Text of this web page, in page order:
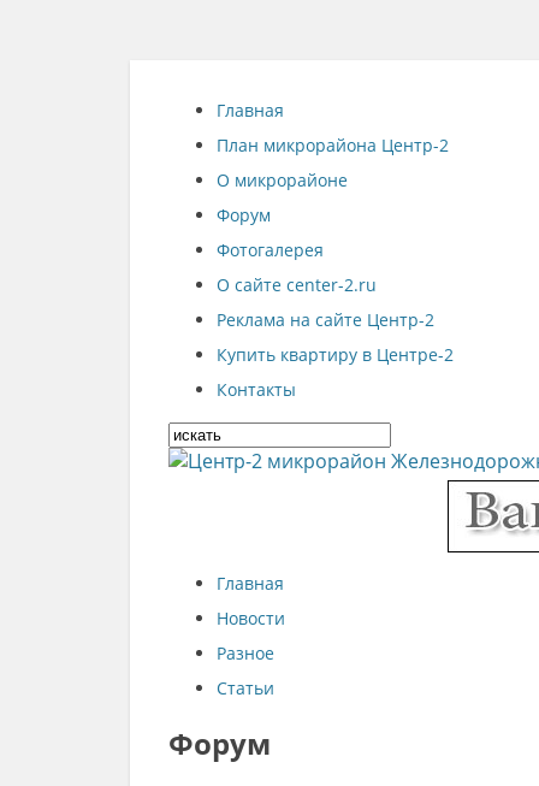
Главная
План микрорайона Центр-2
О микрорайоне
Форум
Фотогалерея
О сайте center-2.ru
Реклама на сайте Центр-2
Купить квартиру в Центре-2
Контакты
Главная
Новости
Разное
Статьи
Форум